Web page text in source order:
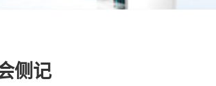
侧记